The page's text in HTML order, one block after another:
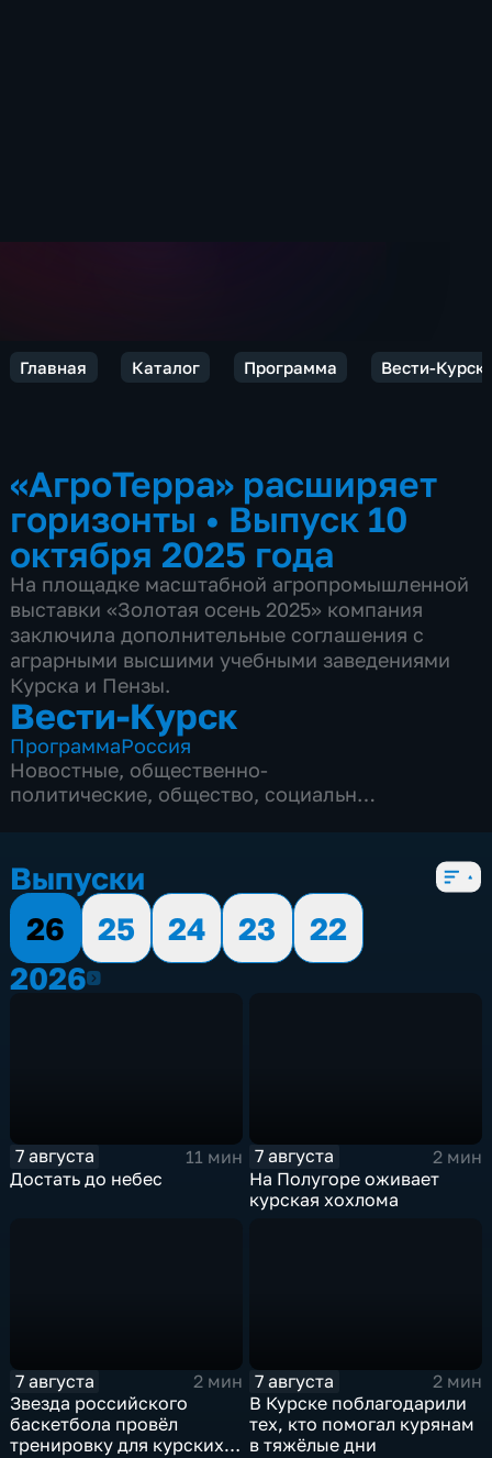
Главная Каталог Программа Вести-Курск
«АгроТерра» расширяет
горизонты • Выпуск 10
октября 2025 года
На площадке масштабной агропромышленной
выставки «Золотая осень 2025» компания
заключила дополнительные соглашения с
аграрными высшими учебными заведениями
Курска и Пензы.
Вести-Курск
ПрограммаРоссия
Новостные, общественно-
политические, общество, социально-
Выпуски
26
25 24 23
22
20262026
7 августа
11 мин
Достать до небес
7 августа
2 мин
На Полугоре оживает
курская хохлома
7 августа
2 мин
Звезда российского
баскетбола провёл
тренировку для курских
7 августа
2 мин
В Курске поблагодарили
тех, кто помогал курянам
в тяжёлые дни